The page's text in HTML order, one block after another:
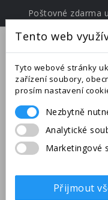
Poštovné zdarma
menu
25.6.-
jižní
Tento web
Tyto webové stránky
zařízení soubory,
prosím nastavení
Nezbytně
Analytické
Marketingové
Přijmout